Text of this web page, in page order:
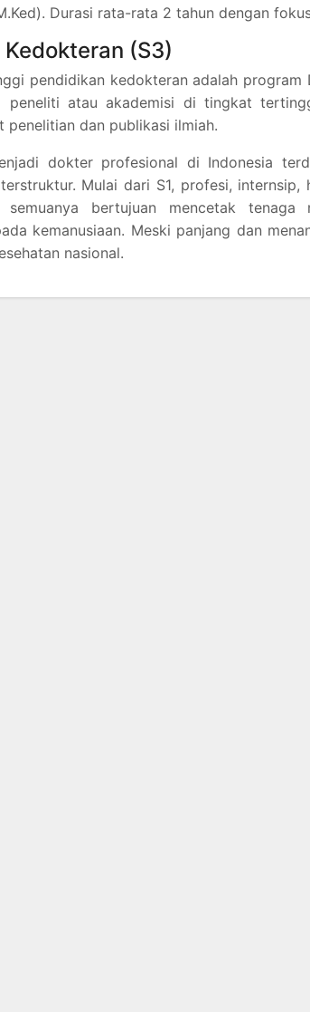
Durasi rata-rata 2 tahun dengan
(S3)
pendidikan kedokteran adalah
peneliti atau akademisi di tingkat
penelitian dan publikasi ilmiah.
dokter profesional di Indonesia
Mulai dari S1, profesi,
bertujuan mencetak
kemanusiaan. Meski panjang dan
nasional.